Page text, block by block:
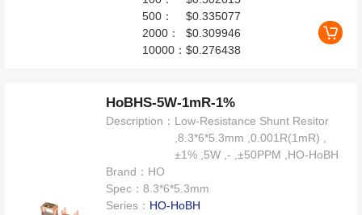
500：
$0.335077
2000：
$0.309946
10000：$0.276438
HoBHS-5W-1mR-1%
Description： Low-Resistance Shunt Resitor
,8.3*6*5.3mm ,0.001R(1mR) ,
±1% ,5W ,- ,±50PPM ,HO-HoBH
Brand： HO
Spec：8.3*6*5.3mm
Series： HO-HoBH